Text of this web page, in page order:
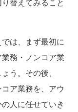
替えてみること
は、まず最初に
務・ノンコア業
う。その後、
ア業務を、アウ
人に任せていき